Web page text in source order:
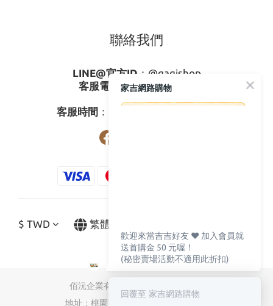
聯絡我們
LINE@官方ID ： @gagishop
客服電話 ：0800-273795
客服時間 ：週一至週五08:30-17:30
$ TWD 繁體中文
佰沅企業有限公司 統編：89827519
地址：桃園市蘆竹區南山路三段301號
家吉網路購物
歡迎來當吉吉好友 ♥️ 加入會員就
送首購金 50 元喔！
(秘密賣場活動不適用此折扣)
回覆至 家吉網路購物